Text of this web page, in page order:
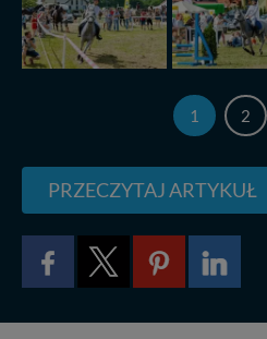
1 2
PRZECZYTAJ ARTYKUŁ